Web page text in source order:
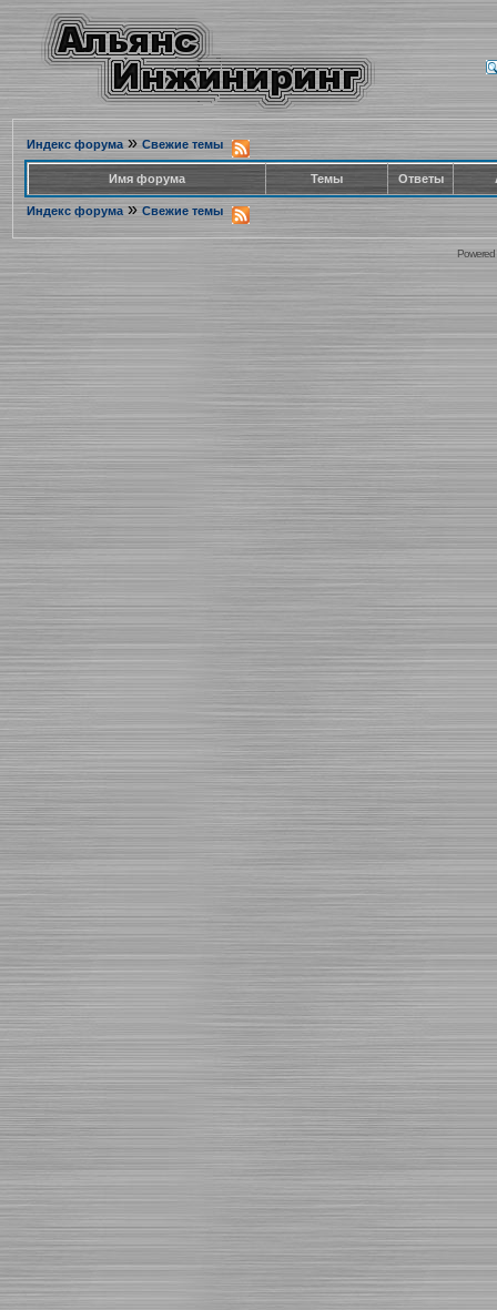
Индекс форума» Свежие темы
Имя форума Темы Ответы
Индекс форума » Свежие темы